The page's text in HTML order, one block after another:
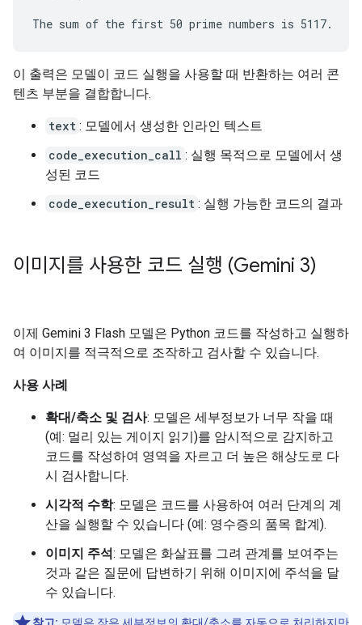
이 출력은 모델이 코드 실행을 사용할 때 반환하는 여러 콘
텐츠 부분을 결합합니다.
text : 모델에서 생성한 인라인 텍스트
code_execution_call : 실행 목적으로 모델에서 생
성된 코드
code_execution_result : 실행 가능한 코드의 결과
이미지를 사용한 코드 실행 (Gemini 3)
이제 Gemini 3 Flash 모델은 Python 코드를 작성하고 실행하
여 이미지를 적극적으로 조작하고 검사할 수 있습니다.
사용 사례
확대/축소 및 검사: 모델은 세부정보가 너무 작을 때
(예: 멀리 있는 게이지 읽기)를 암시적으로 감지하고
코드를 작성하여 영역을 자르고 더 높은 해상도로 다
시 검사합니다.
시각적 수학: 모델은 코드를 사용하여 여러 단계의 계
산을 실행할 수 있습니다 (예: 영수증의 품목 합계).
이미지 주석: 모델은 화살표를 그려 관계를 보여주는
것과 같은 질문에 답변하기 위해 이미지에 주석을 달
수 있습니다.